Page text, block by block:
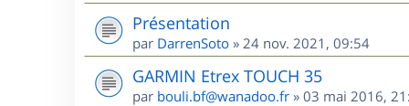
Présentation
par DarrenSoto » 24 nov. 2021, 09:54
GARMIN Etrex TOUCH 35
par bouli.bf@wanadoo.fr » 03 mai 2016,